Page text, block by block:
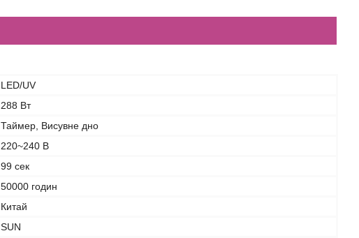
LED/UV
288 Вт
Таймер, Висувне дно
220~240 В
99 сек
50000 годин
Китай
SUN